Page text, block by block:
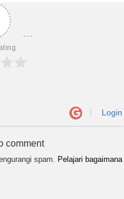
Login
comment
spam.
Pelajari bagaimana